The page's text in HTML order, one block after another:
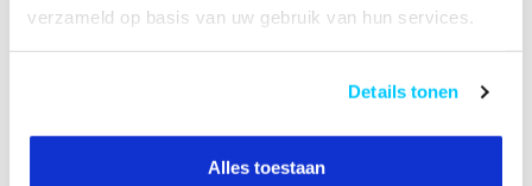
verzameld op basis van uw gebruik van hun services.
Details tonen
Alles toestaan
Heeft u een vraag over dit product?
Of heeft u hulp nodig bij het bestellen? Neem